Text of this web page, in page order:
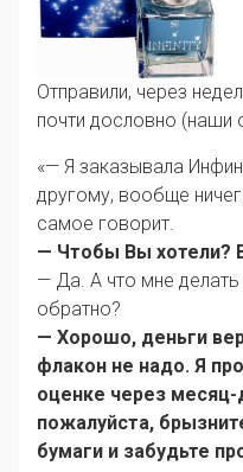
Отправили, через
почти дословно (наши
«— Я заказывала
другому, вообще
самое говорит.
— Чтобы Вы хотели?
— Да. А что мне
обратно?
— Хорошо, деньги
флакон не надо. Я
оценке через месяц-
пожалуйста,
бумаги и забудьте